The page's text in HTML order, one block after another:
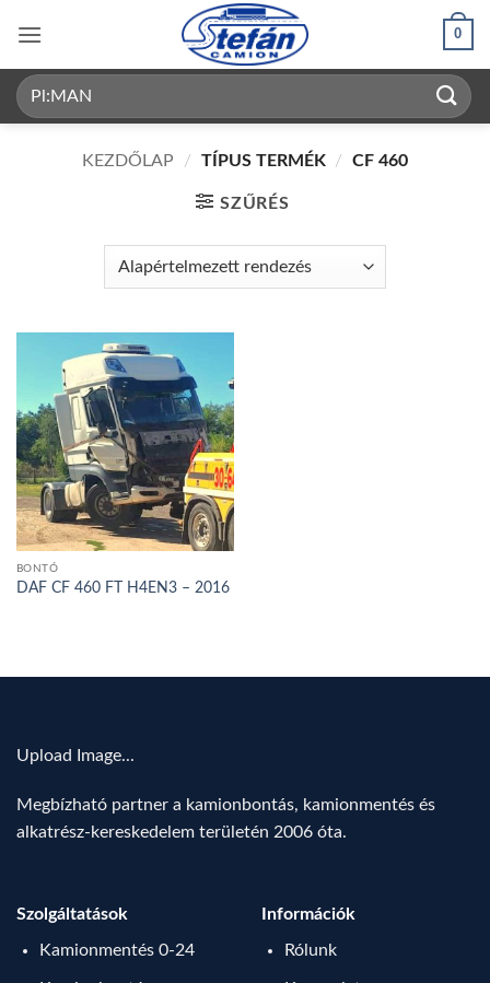
content
0
Keresés
a
KEZDŐLAP / TÍPUS TERMÉK / CF 460
SZŰRÉS
BONTÓ
DAF CF 460 FT H4EN3 – 2016
Upload Image...
Megbízható partner a kamionbontás, kamionmentés és
alkatrész-kereskedelem területén 2006 óta.
Szolgáltatások
Kamionmentés 0-24
Információk
Rólunk